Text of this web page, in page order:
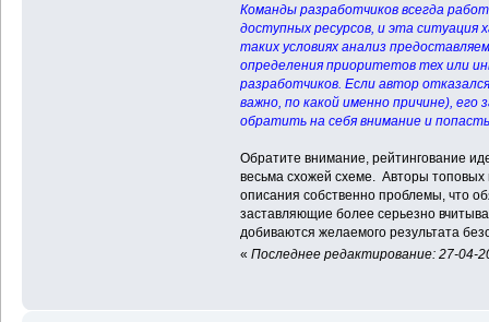
Команды разработчиков всегда
доступных ресурсов, и эта ситуация
таких условиях анализ
определения приоритетов тех или
разработчиков. Если автор
важно, по какой именно причине),
обратить на себя внимание и
Обратите внимание, рейтингование
весьма схожей схеме. Авторы
описания собственно проблемы, что
заставляющие более серьезно
добиваются желаемого результата
« Последнее редактирование: 27-04-